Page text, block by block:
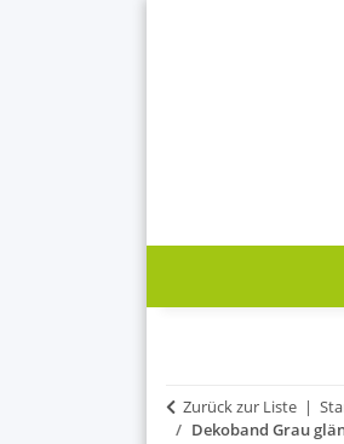
Zurück zur Liste
Dekoband Grau